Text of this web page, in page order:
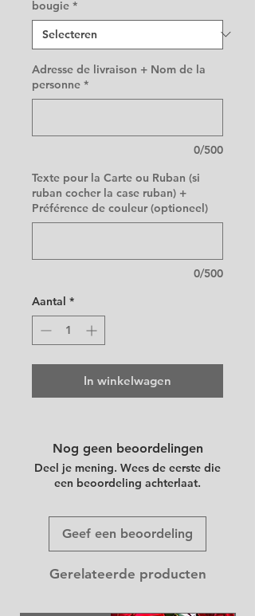
bougie *
Adresse de livraison + Nom de la
personne *
0/500
Texte pour la Carte ou Ruban (si
ruban cocher la case ruban) +
Préférence de couleur (optioneel)
0/500
Aantal *
In winkelwagen
Nog geen beoordelingen
Deel je mening. Wees de eerste die
een beoordeling achterlaat.
Geef een beoordeling
Gerelateerde producten